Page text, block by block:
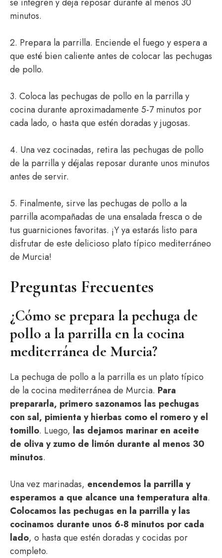
minutos.
2. Prepara la parrilla. Enciende el fuego y espera a
que esté bien caliente antes de colocar las pechugas
de pollo.
3. Coloca las pechugas de pollo en la parrilla y
cocina durante aproximadamente 5-7 minutos por
cada lado, o hasta que estén doradas y jugosas.
4. Una vez cocinadas, retira las pechugas de pollo
de la parrilla y déjalas reposar durante unos minutos
antes de servir.
5. Finalmente, sirve las pechugas de pollo a la
parrilla acompañadas de una ensalada fresca o de
tus guarniciones favoritas. ¡Y ya estarás listo para
disfrutar de este delicioso plato típico mediterráneo
de Murcia!
Preguntas Frecuentes
¿Cómo se prepara la pechuga de
pollo a la parrilla en la cocina
mediterránea de Murcia?
La pechuga de pollo a la parrilla es un plato típico
de la cocina mediterránea de Murcia. Para
prepararla, primero sazonamos las pechugas
con sal, pimienta y hierbas como el romero y el
tomillo. Luego, las dejamos marinar en aceite
de oliva y zumo de limón durante al menos 30
minutos.
Una vez marinadas, encendemos la parrilla y
esperamos a que alcance una temperatura alta.
Colocamos las pechugas en la parrilla y las
cocinamos durante unos 6-8 minutos por cada
lado, o hasta que estén doradas y cocidas por
completo.